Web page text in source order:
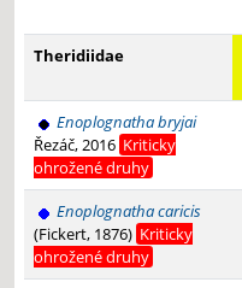
−
Theridiidae
Enoplognatha bryjai
Řezáč, 2016 Kriticky
ohrožené druhy
Enoplognatha caricis
(Fickert, 1876) Kriticky
ohrožené druhy